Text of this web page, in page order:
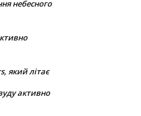
небесного
який літає
активно